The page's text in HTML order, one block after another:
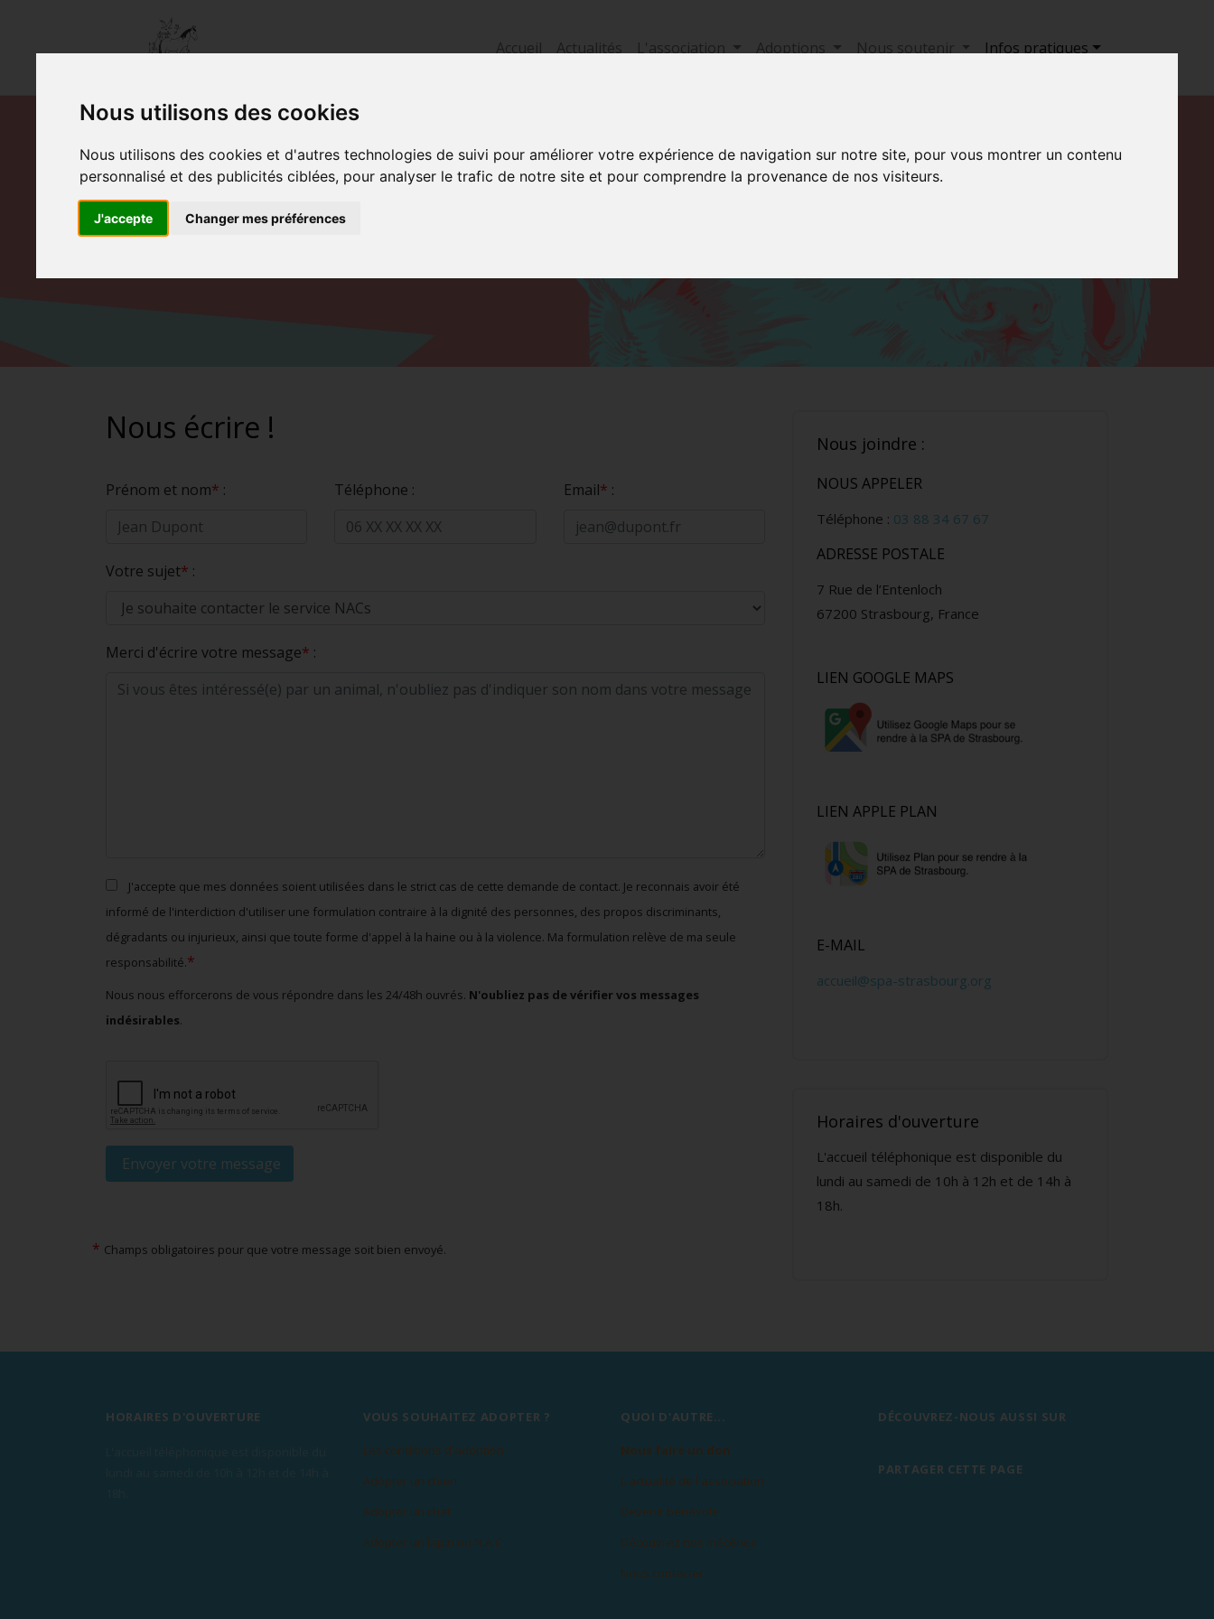
Nous utilisons des cookies
Nous utilisons des cookies et d'autres technologies de suivi pour améliorer votre expérience de navigation sur notre site, pour vous montrer un contenu
personnalisé et des publicités ciblées, pour analyser le trafic de notre site et pour comprendre la provenance de nos visiteurs.
J'accepte Changer mes préférences
Accueil Actualités L'association Adoptions Nous soutenir Infos pratiques
CONTACT
Nous joindre :
NOUS APPELER
Téléphone : 03 88 34 67 67
ADRESSE POSTALE
7 Rue de l’Entenloch
67200 Strasbourg, France
LIEN GOOGLE MAPS
LIEN APPLE PLAN
E-MAIL
accueil@spa-strasbourg.org
Horaires d'ouverture
L'accueil téléphonique est disponible du
lundi au samedi de 10h à 12h et de 14h à
18h.
Nous écrire !
Prénom et nom* : Téléphone : Email* :
Votre sujet* :
Merci d'écrire votre message* :
J'accepte que mes données soient utilisées dans le strict cas de cette demande de contact. Je reconnais avoir été
informé de l'interdiction d'utiliser une formulation contraire à la dignité des personnes, des propos discriminants,
dégradants ou injurieux, ainsi que toute forme d'appel à la haine ou à la violence. Ma formulation relève de ma seule
responsabilité.*
Nous nous efforcerons de vous répondre dans les 24/48h ouvrés. N'oubliez pas de vérifier vos messages
indésirables.
* Champs obligatoires pour que votre message soit bien envoyé.
HORAIRES D'OUVERTURE VOUS SOUHAITEZ ADOPTER ?
Les conditions d'adoption
Adopter un chien
Adopter un chat
Adopter un lapin ou N.A.C
QUOI D'AUTRE...
Nous faire un don
L'actualité de l'association
Devenir bénévole
Découvrez nos mécènes
Nous contacter
DÉCOUVREZ-NOUS AUSSI SUR
PARTAGER CETTE PAGE